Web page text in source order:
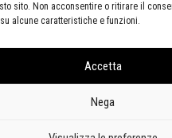
sito. Non acconsentire o ritirare il
alcune caratteristiche e funzioni.
Accetta
Nega
inaccessibilità